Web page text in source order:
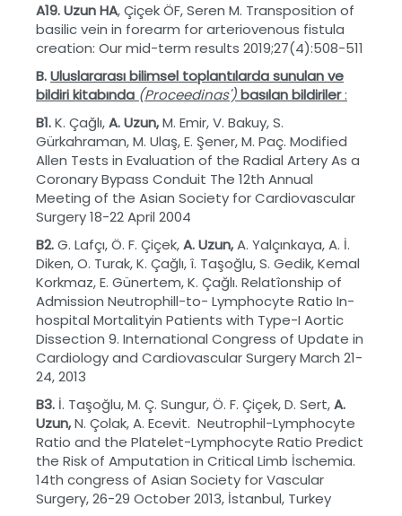
A19.Uzun HA, Çiçek ÖF, Seren M. Transposition of
basilic vein in forearm for arteriovenous fistula
creation: Our mid-term results 2019;27(4):508-511
B.Uluslararasıbilimsel toplantılarda sunulan ve
bildiri kitabında (Proceedinas')basılan bildiriler:
B1.K. Çağlı,A. Uzun,M. Emir, V. Bakuy, S.
Gürkahraman, M. Ulaş, E. Şener, M. Paç. Modified
Allen Tests in Evaluation of the Radial Artery As a
Coronary Bypass Conduit The 12th Annual
Meeting of the Asian Society for Cardiovascular
Surgery 18-22 April 2004
B2.G. Lafçı, Ö. F. Çiçek,A. Uzun,A. Yalçınkaya, A. İ.
Diken, O. Turak, K. Çağlı, î. Taşoğlu, S. Gedik, Kemal
Korkmaz, E. Günertem, K. Çağlı. Relatîonship of
Admission Neutrophill-to- Lymphocyte Ratio In-
hospital Mortalityin Patients with Type-I Aortic
Dissection 9. International Congress of Update in
Cardiology and Cardiovascular Surgery March 21-
24, 2013
B3. İ. Taşoğlu, M. Ç. Sungur, Ö. F. Çiçek, D. Sert,A.
Uzun,N. Çolak, A. Ecevit. Neutrophil-Lymphocyte
Ratio and the Platelet-Lymphocyte Ratio Predict
the Risk of Amputation in Critical Limb İschemia.
14th congress of Asian Society for Vascular
Surgery, 26-29 October 2013, İstanbul, Turkey